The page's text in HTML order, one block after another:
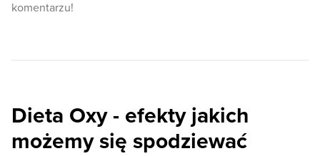
komentarzu!
Dieta Oxy - efekty jakich
możemy się spodziewać